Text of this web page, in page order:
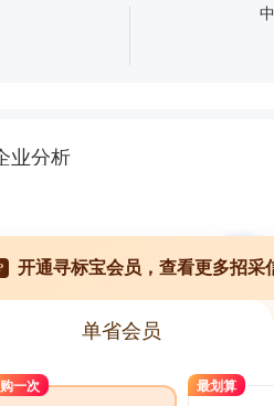
业分析
开通寻标宝会员，查看更多招采
单省会员
一次 最划算